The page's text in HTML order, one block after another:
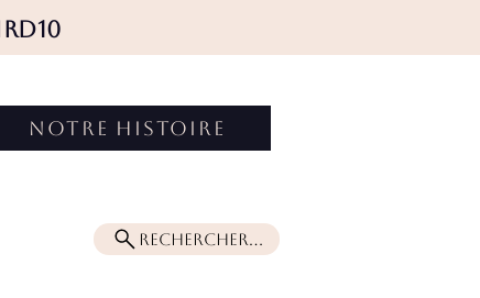
NOTRE HISTOIRE
Rechercher...